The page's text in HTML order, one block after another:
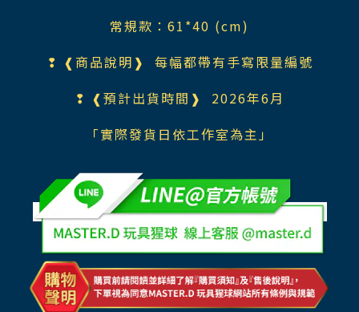
常規款：61*40 (cm)
❢ ❰商品說明❱ 每幅都帶有手寫限量編號
❢ ❰預計出貨時間❱ 2026年6月
「實際發貨日依工作室為主」